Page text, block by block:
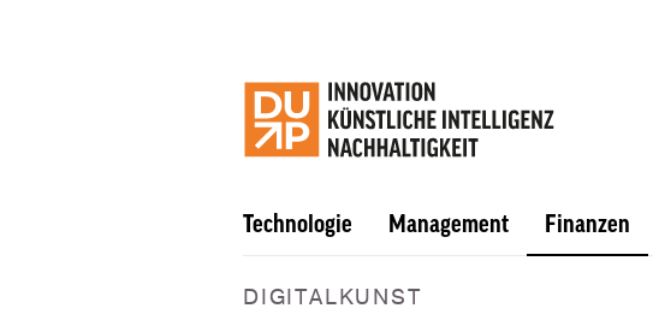
Technologie Management Finanzen
DIGITALKUNST